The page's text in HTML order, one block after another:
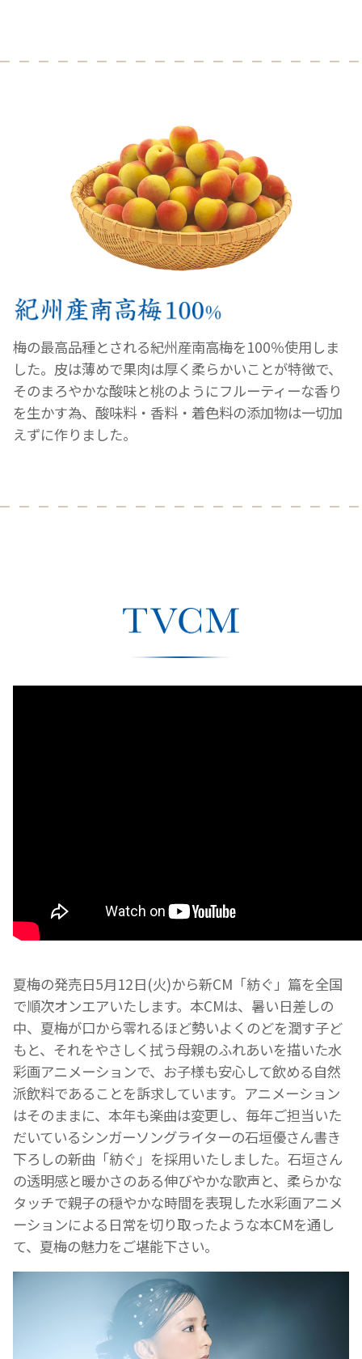
梅の最高品種とされる紀州産南高梅を100％使用しま
した。皮は薄めで果肉は厚く柔らかいことが特徴で、
そのまろやかな酸味と桃のようにフルーティーな香り
を生かす為、酸味料・香料・着色料の添加物は一切加
えずに作りました。
夏梅の発売日5月12日(火)から新CM「紡ぐ」篇を全国
で順次オンエアいたします。本CMは、暑い日差しの
中、夏梅が口から零れるほど勢いよくのどを潤す子ど
もと、それをやさしく拭う母親のふれあいを描いた水
彩画アニメーションで、お子様も安心して飲める自然
派飲料であることを訴求しています。アニメーション
はそのままに、本年も楽曲は変更し、毎年ご担当いた
だいているシンガーソングライターの石垣優さん書き
下ろしの新曲「紡ぐ」を採用いたしました。石垣さん
の透明感と暖かさのある伸びやかな歌声と、柔らかな
タッチで親子の穏やかな時間を表現した水彩画アニメ
ーションによる日常を切り取ったような本CMを通し
て、夏梅の魅力をご堪能下さい。